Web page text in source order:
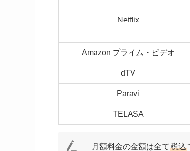
Netflix
Amazon プライム・ビデオ
dTV
Paravi
TELASA
月額料金の金額は全て 税込